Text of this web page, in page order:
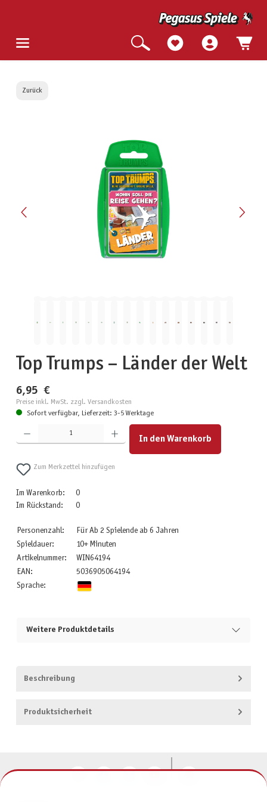
Zurück
Top Trumps – Länder der Welt
6,95 €
Preise inkl. MwSt. zzgl. Versandkosten
Sofort verfügbar, Lieferzeit: 3-5 Werktage
Produkt Anzahl: Gib den gewünschten Wert ein oder benutze die Schaltflächen um die Anzahl zu
In den Warenkorb
Zum Merkzettel hinzufügen
Im Warenkorb:
0
Im Rückstand:
0
Personenzahl:
Für Ab 2 Spielende ab 6 Jahren
Spieldauer:
10+ Minuten
Artikelnummer:
WIN64194
EAN:
5036905064194
Sprache:
Weitere Produktdetails
Beschreibung
Produktsicherheit